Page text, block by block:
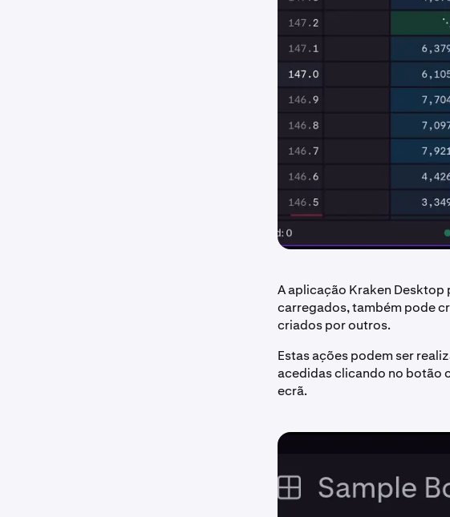
A aplicação Kraken
carregados, também pode
criados por outros.
Estas ações podem ser
acedidas clicando no botão
ecrã.